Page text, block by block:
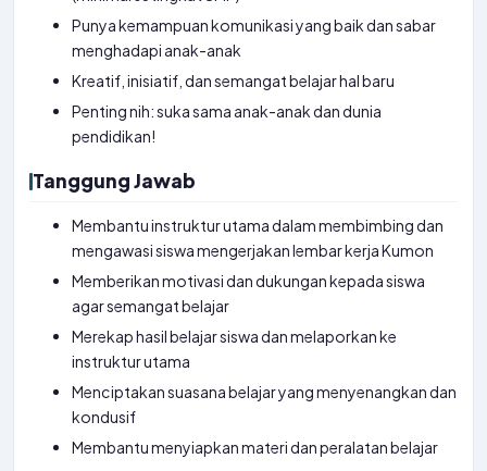
Punya kemampuan komunikasi yang baik dan sabar
menghadapi anak-anak
Kreatif, inisiatif, dan semangat belajar hal baru
Penting nih: suka sama anak-anak dan dunia
pendidikan!
Tanggung Jawab
Membantu instruktur utama dalam membimbing dan
mengawasi siswa mengerjakan lembar kerja Kumon
Memberikan motivasi dan dukungan kepada siswa
agar semangat belajar
Merekap hasil belajar siswa dan melaporkan ke
instruktur utama
Menciptakan suasana belajar yang menyenangkan dan
kondusif
Membantu menyiapkan materi dan peralatan belajar